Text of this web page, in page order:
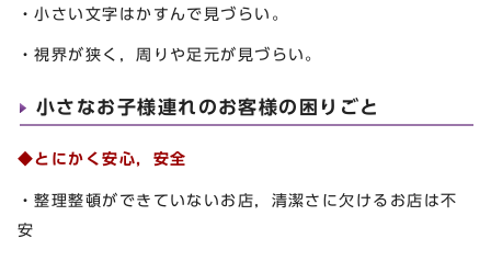
・小さい文字はかすんで見づらい。
・視界が狭く，周りや足元が見づらい。
小さなお子様連れのお客様の困りごと
◆とにかく安心，安全
・整理整頓ができていないお店，清潔さに欠けるお店は不
安